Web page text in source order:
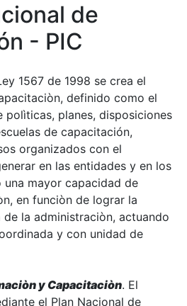
de
- PIC
1567 de 1998 se crea el
definido como el
polìticas, planes, disposiciones
de capacitación,
organizados con el
en las entidades y en los
mayor capacidad de
en funciòn de lograr la
la administraciòn, actuando
y con unidad de
y Capacitaciòn. El
el Plan Nacional de